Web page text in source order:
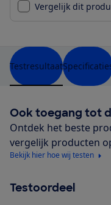
Vergelijk dit
Testresultaat
Ook toegang tot
Ontdek het beste
vergelijk producten
Bekijk hier hoe wij testen
Testoordeel